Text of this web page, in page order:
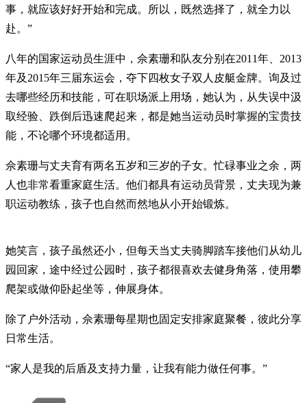
事，就应该好好开始和完成。所以，既然选择了，就全力以
赴。”
八年的国家运动员生涯中，佘素珊和队友分别在2011年、2013
年及2015年三届东运会，夺下四枚女子双人皮艇金牌。询及过
去哪些经历和技能，可在职场派上用场，她认为，从失误中汲
取经验、跌倒后迅速爬起来，都是她当运动员时掌握的宝贵技
能，不论哪个环境都适用。
佘素珊与丈夫育有两名五岁和三岁的子女。忙碌事业之余，两
人也非常看重家庭生活。他们都具有运动员背景，丈夫现为兼
职运动教练，孩子也自然而然地从小开始锻炼。
她笑言，孩子虽然还小，但每天当丈夫骑脚踏车接他们从幼儿
园回家，途中经过公园时，孩子都很喜欢去健身角落，使用攀
爬架或做仰卧起坐等，伸展身体。
除了户外活动，佘素珊每星期也固定安排家庭聚餐，彼此分享
日常生活。
“家人是我的后盾及支持力量，让我有能力做任何事。”